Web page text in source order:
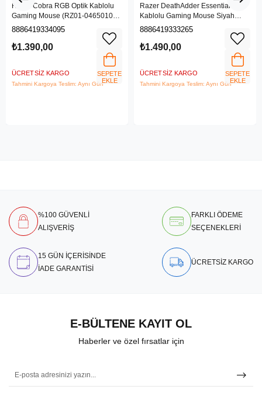
Razer Cobra RGB Optik Kablolu
Gaming Mouse (RZ01-04650100-
R3M1)
8886419334095
₺1.390,00
ÜCRETSIZ KARGO
Tahmini Kargoya Teslim: Aynı Gün
SEPETE
EKLE
Razer DeathAdder Essential
Kablolu Gaming Mouse Siyah
(RZ01-03850100-R3M1)
8886419333265
₺1.490,00
ÜCRETSIZ KARGO
Tahmini Kargoya Teslim: Aynı Gün
SEPETE
EKLE
%100 GÜVENLİ
ALIŞVERİŞ
FARKLI ÖDEME
SEÇENEKLERİ
15 GÜN İÇERİSİNDE
İADE GARANTİSİ
ÜCRETSİZ KARGO
E-BÜLTENE KAYIT OL
Haberler ve özel fırsatlar için